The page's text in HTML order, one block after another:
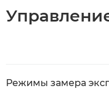
Режимы замера